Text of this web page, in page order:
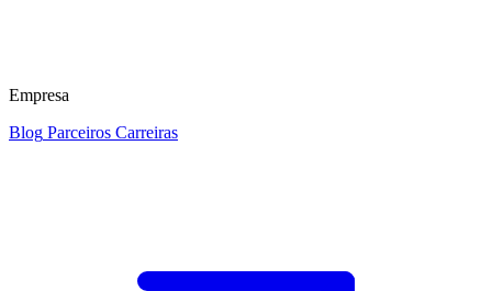
Empresa
Blog Parceiros Carreiras